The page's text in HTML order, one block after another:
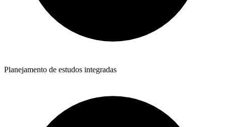
Planejamento de estudos integradas